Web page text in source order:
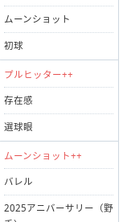
ムーンショット
初球
プルヒッター++
存在感
選球眼
ムーンショット++
バレル
2025アニバーサリー（野